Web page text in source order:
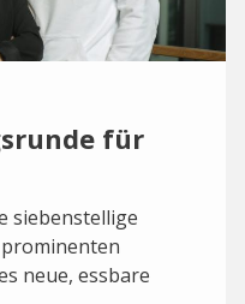
für
siebenstellige
neue, essbare